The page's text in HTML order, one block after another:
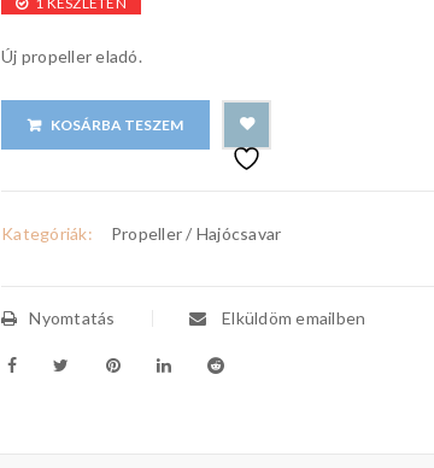
Új propeller eladó.
KOSÁRBA TESZEM
Kategóriák: Propeller / Hajócsavar
Nyomtatás Elküldöm emailben